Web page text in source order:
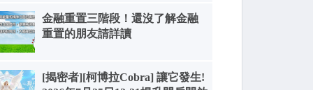
金融重置三階段！還沒了解金融
重置的朋友請詳讀
[揭密者][柯博拉Cobra] 讓它發生!